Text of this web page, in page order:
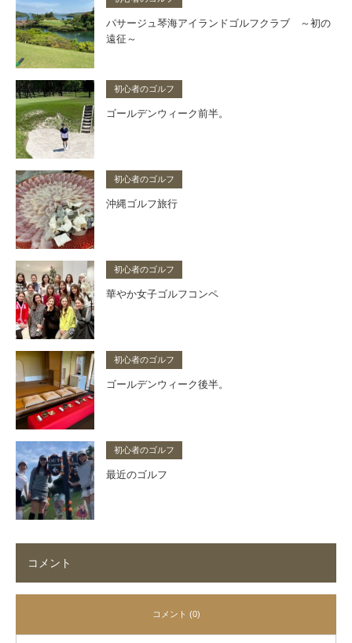
パサージュ琴海アイランドゴルフクラブ ～初の
遠征～
初心者のゴルフ
ゴールデンウィーク前半。
初心者のゴルフ
沖縄ゴルフ旅行
初心者のゴルフ
華やか女子ゴルフコンペ
初心者のゴルフ
ゴールデンウィーク後半。
初心者のゴルフ
最近のゴルフ
コメント
コメント (0)